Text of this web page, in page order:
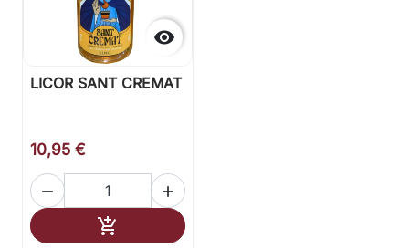

LICOR SANT CREMAT
10,95 €
 
 Añadir al carrito